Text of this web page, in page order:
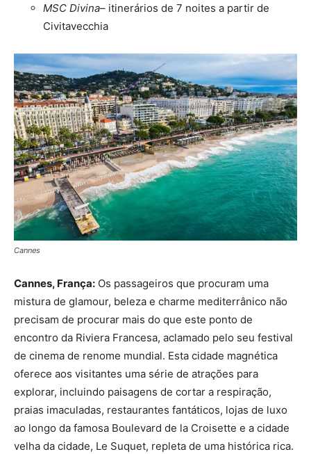
MSC Divina– itinerários de 7 noites a partir de
Civitavecchia
Cannes
Cannes, França: Os passageiros que procuram uma
mistura de glamour, beleza e charme mediterrânico não
precisam de procurar mais do que este ponto de
encontro da Riviera Francesa, aclamado pelo seu festival
de cinema de renome mundial. Esta cidade magnética
oferece aos visitantes uma série de atrações para
explorar, incluindo paisagens de cortar a respiração,
praias imaculadas, restaurantes fantáticos, lojas de luxo
ao longo da famosa Boulevard de la Croisette e a cidade
velha da cidade, Le Suquet, repleta de uma histórica rica.